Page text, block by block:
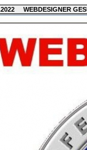
WEBDESIGNER